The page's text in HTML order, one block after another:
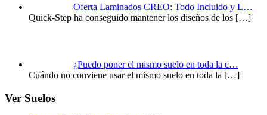
Oferta Laminados CREO: Todo Incluido y L…
Quick-Step ha conseguido mantener los diseños de los […]
¿Puedo poner el mismo suelo en toda la c…
Cuándo no conviene usar el mismo suelo en toda la […]
Ver Suelos